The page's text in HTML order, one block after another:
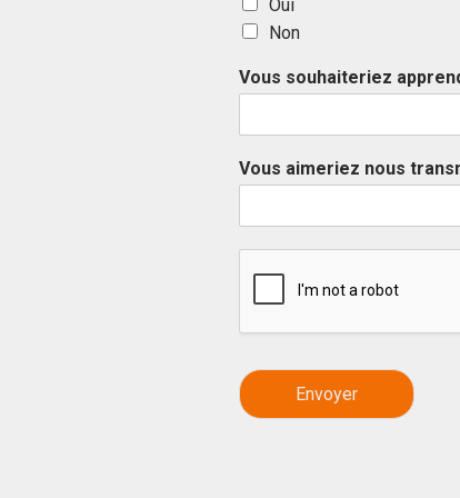
s
Oui
Non
Vous souhaiteriez
Vous aimeriez nous
Envoyer